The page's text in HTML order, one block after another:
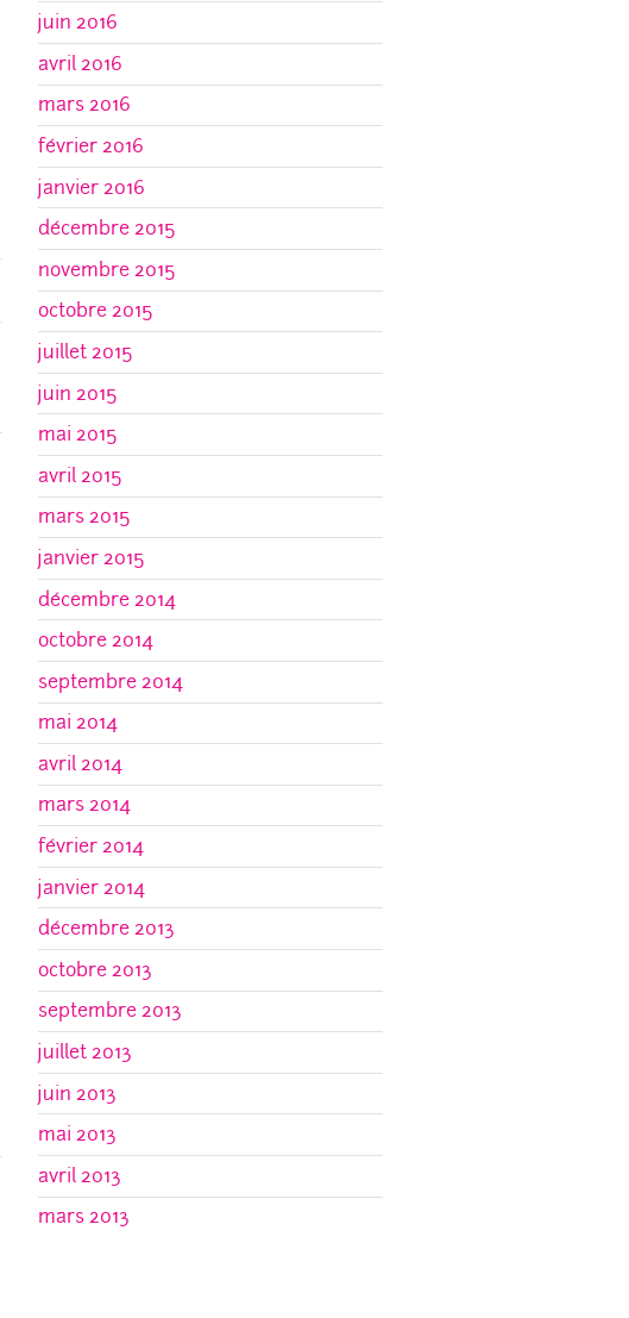
juin 2016
avril 2016
mars 2016
février 2016
janvier 2016
décembre 2015
novembre 2015
octobre 2015
juillet 2015
juin 2015
mai 2015
avril 2015
mars 2015
janvier 2015
décembre 2014
octobre 2014
septembre 2014
mai 2014
avril 2014
mars 2014
février 2014
janvier 2014
décembre 2013
octobre 2013
septembre 2013
juillet 2013
juin 2013
mai 2013
avril 2013
mars 2013